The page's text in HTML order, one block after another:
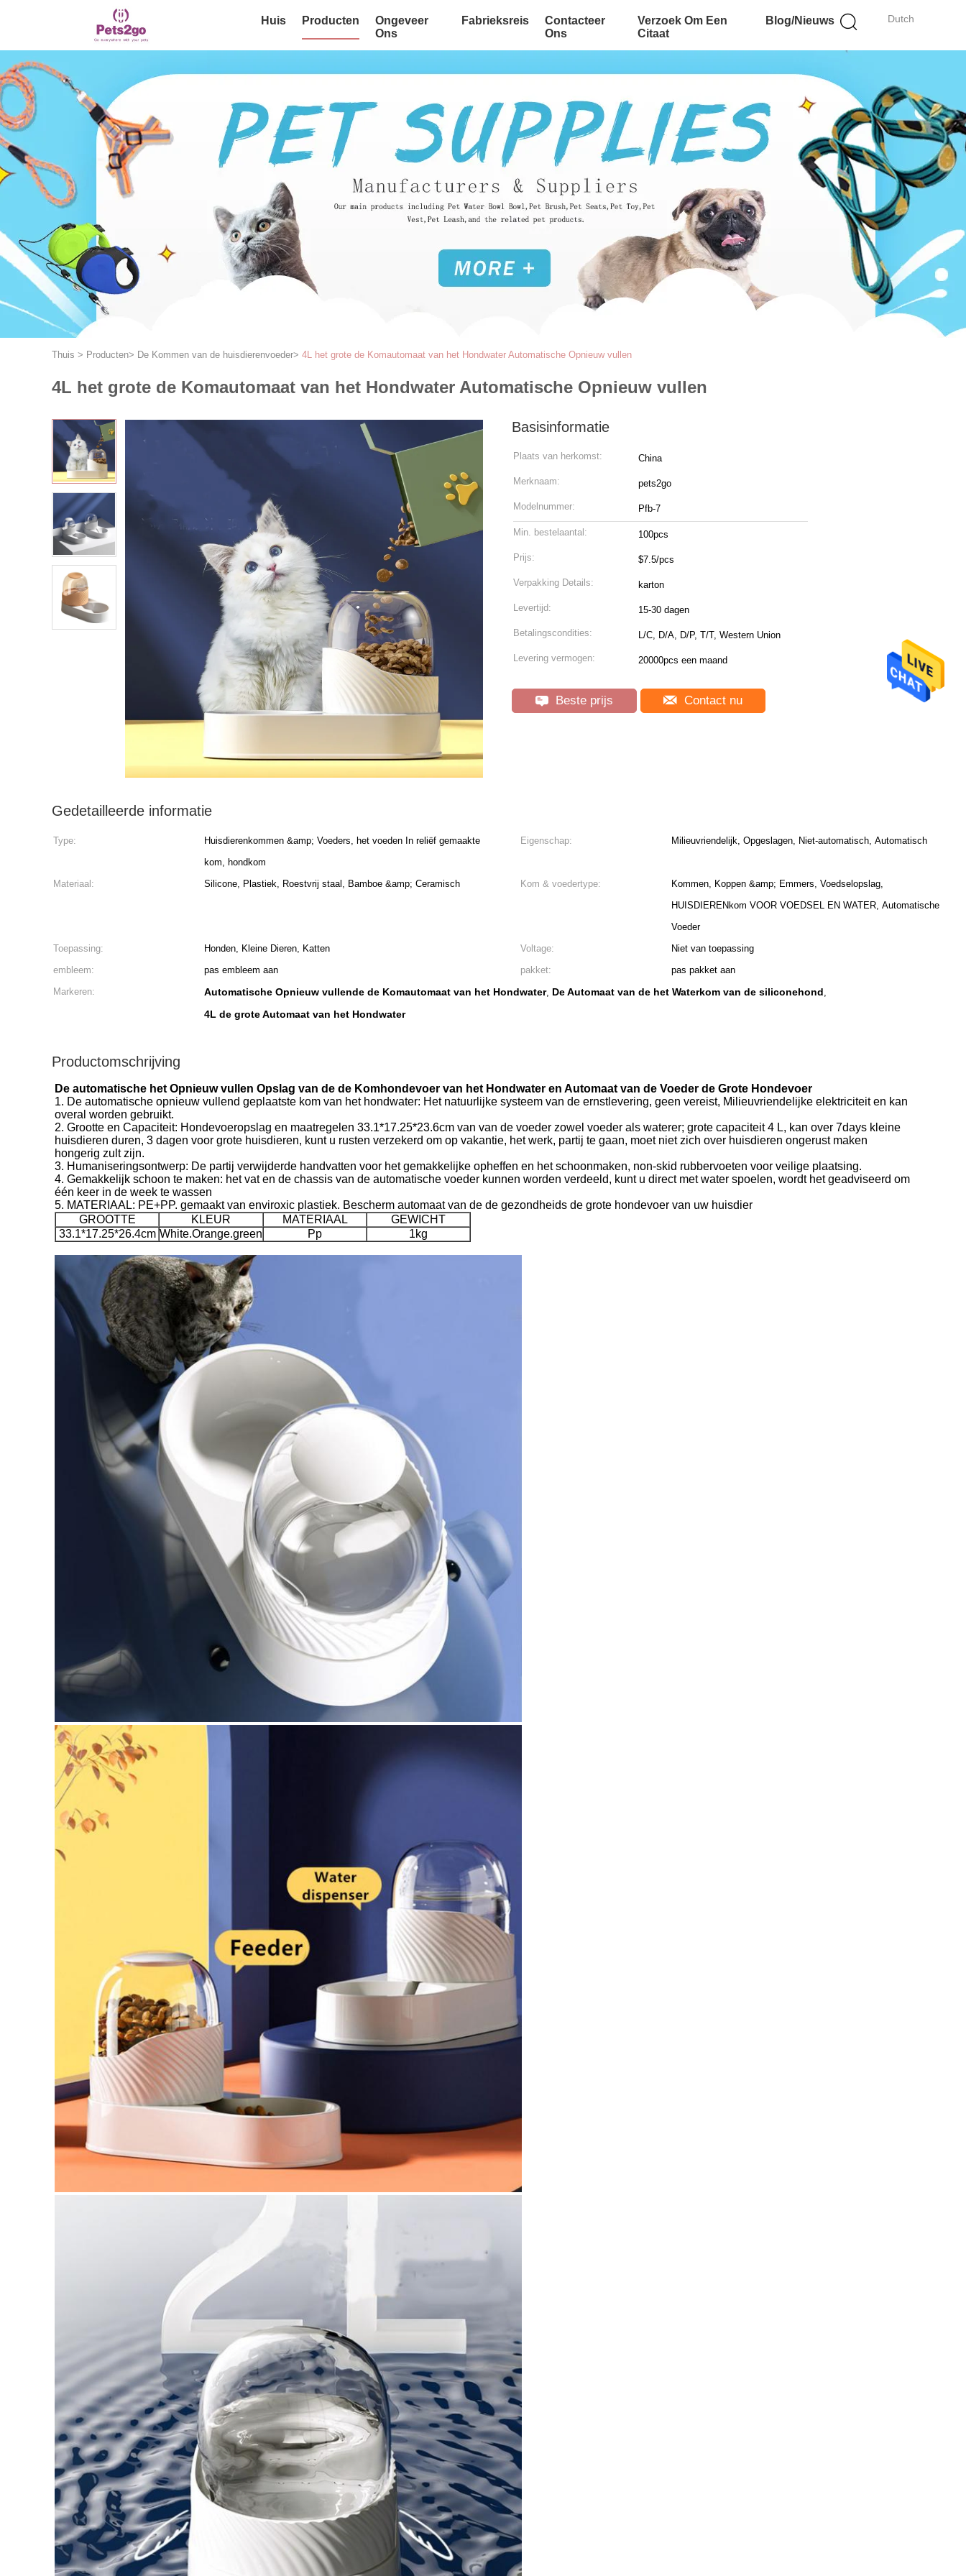
Dutch
Huis Producten
Ongeveer
Ons
Fabrieksreis
Contacteer
Ons
Verzoek Om Een
Citaat
Blog/Nieuws
Thuis > Producten> De Kommen van de huisdierenvoeder> 4L het grote de Komautomaat van het Hondwater Automatische Opnieuw vullen
4L het grote de Komautomaat van het Hondwater Automatische Opnieuw vullen
Basisinformatie
Plaats van herkomst: China
Merknaam: pets2go
Modelnummer: Pfb-7
Min. bestelaantal: 100pcs
Prijs: $7.5/pcs
Verpakking Details: karton
Levertijd: 15-30 dagen
Betalingscondities: L/C, D/A, D/P, T/T, Western Union
Levering vermogen: 20000pcs een maand
Beste prijs Contact nu
Gedetailleerde informatie
Type:
Huisdierenkommen &amp; Voeders, het voeden In reliëf gemaakte
kom, hondkom
Eigenschap: Milieuvriendelijk, Opgeslagen, Niet-automatisch, Automatisch
Materiaal: Silicone, Plastiek, Roestvrij staal, Bamboe &amp; Ceramisch Kom & voedertype:
Kommen, Koppen &amp; Emmers, Voedselopslag,
HUISDIERENkom VOOR VOEDSEL EN WATER, Automatische
Voeder
Toepassing:
Honden, Kleine Dieren, Katten Voltage:
Niet van toepassing
embleem:
pas embleem aan pakket:
pas pakket aan
Markeren:
Automatische Opnieuw vullende de Komautomaat van het Hondwater, De Automaat van de het Waterkom van de siliconehond,
4L de grote Automaat van het Hondwater
Productomschrijving
De automatische het Opnieuw vullen Opslag van de de Komhondevoer van het Hondwater en Automaat van de Voeder de Grote Hondevoer
1. De automatische opnieuw vullend geplaatste kom van het hondwater: Het natuurlijke systeem van de ernstlevering, geen vereist, Milieuvriendelijke elektriciteit en kan
overal worden gebruikt.
2. Grootte en Capaciteit: Hondevoeropslag en maatregelen 33.1*17.25*23.6cm van van de voeder zowel voeder als waterer; grote capaciteit 4 L, kan over 7days kleine
huisdieren duren, 3 dagen voor grote huisdieren, kunt u rusten verzekerd om op vakantie, het werk, partij te gaan, moet niet zich over huisdieren ongerust maken
hongerig zult zijn.
3. Humaniseringsontwerp: De partij verwijderde handvatten voor het gemakkelijke opheffen en het schoonmaken, non-skid rubbervoeten voor veilige plaatsing.
4. Gemakkelijk schoon te maken: het vat en de chassis van de automatische voeder kunnen worden verdeeld, kunt u direct met water spoelen, wordt het geadviseerd om
één keer in de week te wassen
5. MATERIAAL: PE+PP. gemaakt van enviroxic plastiek. Bescherm automaat van de de gezondheids de grote hondevoer van uw huisdier
GROOTTE
KLEUR MATERIAAL
GEWICHT
33.1*17.25*26.4cm White.Orange.green Pp 1kg